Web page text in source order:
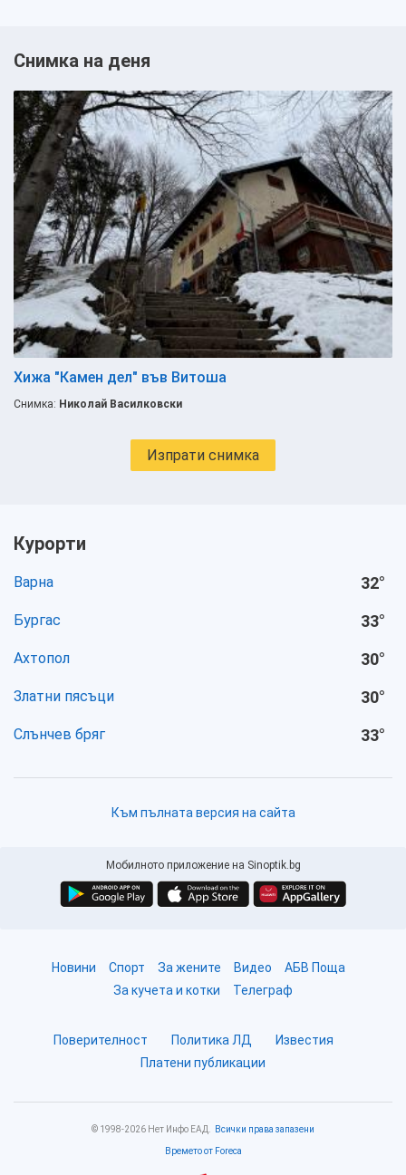
Снимка на деня
Хижа "Камен дел" във Витоша
Снимка: Николай Василковски
Изпрати снимка
Курорти
Варна 32°
Бургас 33°
Ахтопол 30°
Златни пясъци 30°
Слънчев бряг 33°
Към пълната версия на сайта
Мобилното приложение на Sinoptik.bg
Новини Спорт За жените Видео
АБВ Поща
За кучета и котки
Телеграф
Поверителност Политика ЛД
Известия
Платени публикации
© 1998-2026 Нет Инфо ЕАД. Всички права запазени
Времето от Foreca